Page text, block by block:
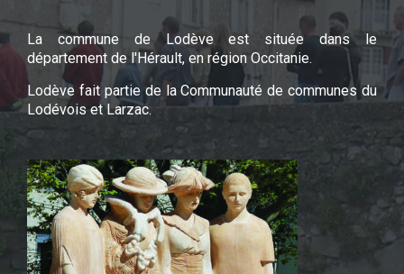
La commune de Lodève est située dans le
département de l'Hérault, en région Occitanie.
Lodève fait partie de la Communauté de communes du
Lodévois et Larzac.